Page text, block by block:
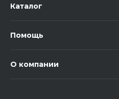
Каталог
Помощь
О компании